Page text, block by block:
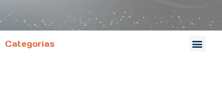
Categorias